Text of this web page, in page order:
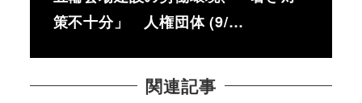
策不十分」 人権団体 (9/…
関連記事